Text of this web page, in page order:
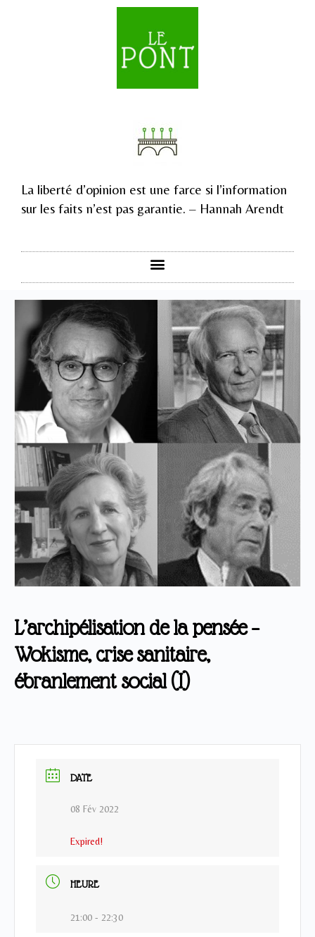
La liberté d’opinion est une farce si l’information
sur les faits n’est pas garantie. – Hannah Arendt
L’archipélisation de la pensée –
Wokisme, crise sanitaire,
ébranlement social (I)
DATE
08 Fév 2022
Expired!
HEURE
21:00 - 22:30